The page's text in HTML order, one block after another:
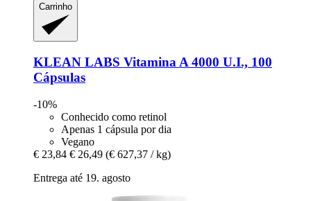
Carrinho
KLEAN LABS Vitamina A 4000 U.I., 100
Cápsulas
-10%
Conhecido como retinol
Apenas 1 cápsula por dia
Vegano
€ 23,84 € 26,49 (€ 627,37 / kg)
Entrega até 19. agosto